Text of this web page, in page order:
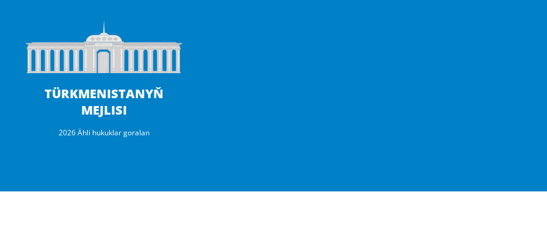
TÜRKMENISTANYŇ
MEJLISI
2026 Ähli hukuklar goralan